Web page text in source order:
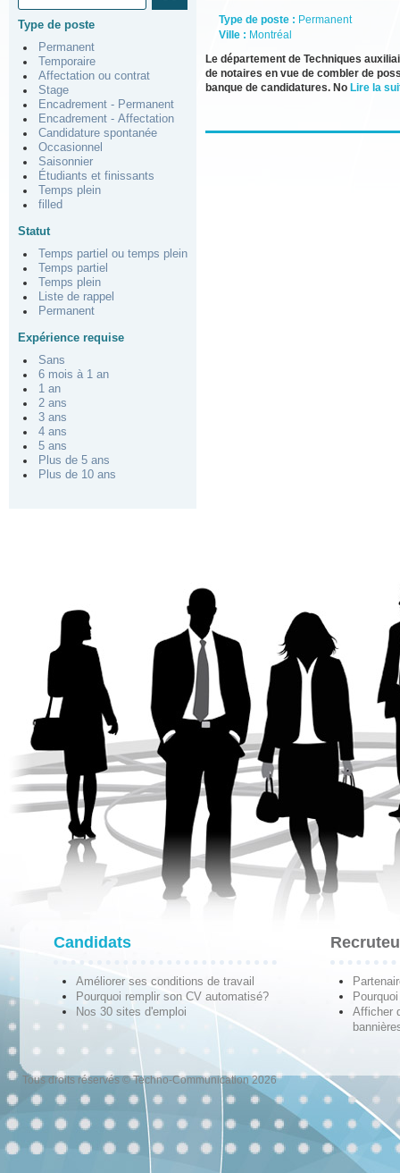
Type de poste
Permanent
Temporaire
Affectation ou contrat
Stage
Encadrement - Permanent
Encadrement - Affectation
Candidature spontanée
Occasionnel
Saisonnier
Étudiants et finissants
Temps plein
filled
Statut
Temps partiel ou temps plein
Temps partiel
Temps plein
Liste de rappel
Permanent
Expérience requise
Sans
6 mois à 1 an
1 an
2 ans
3 ans
4 ans
5 ans
Plus de 5 ans
Plus de 10 ans
Type de poste : Permanent
Ville : Montréal
Le département de Techniques
de notaires en vue de combler de
banque de candidatures. No Lire la
Candidats
Améliorer ses conditions de travail
Pourquoi remplir son CV automatisé?
Nos 30 sites d'emploi
Afficher
Tous droits réservés © Techno-Communication 2026